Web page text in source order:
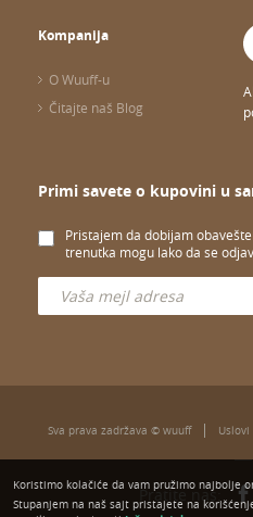
Kompanija
O Wuuff-u
Čitajte naš Blog
Primi savete o kupovini u
Pristajem da dobijam
trenutka mogu lako da se
Sva prava zadržava © wuuff Uslovi
Pratite nas:
Koristimo kolačiće da vam pružimo najbolje
Stupanjem na naš sajt pristajete na